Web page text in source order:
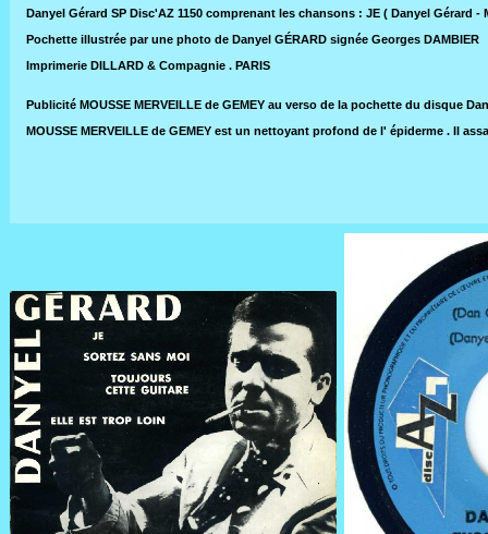
Danyel Gérard SP Disc'AZ 1150 comprenant les chansons : JE ( Danyel Gérard
Pochette illustrée par une photo de Danyel GÉRARD signée Georges DAMBIER
Imprimerie DILLARD & Compagnie . PARIS
Publicité MOUSSE MERVEILLE de GEMEY au verso de la pochette du disque
MOUSSE MERVEILLE de GEMEY est un nettoyant profond de l' épiderme . Il